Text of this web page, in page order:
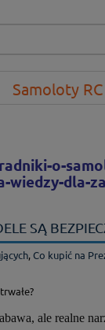
Samoloty RC
o-
wiedzy-dla-
SĄ
,Co kupić na
ale realne